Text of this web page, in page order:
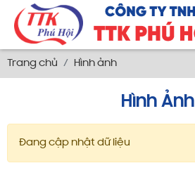
Trang chủ Hình ảnh
Hình Ảnh
Đang cập nhật dữ liệu